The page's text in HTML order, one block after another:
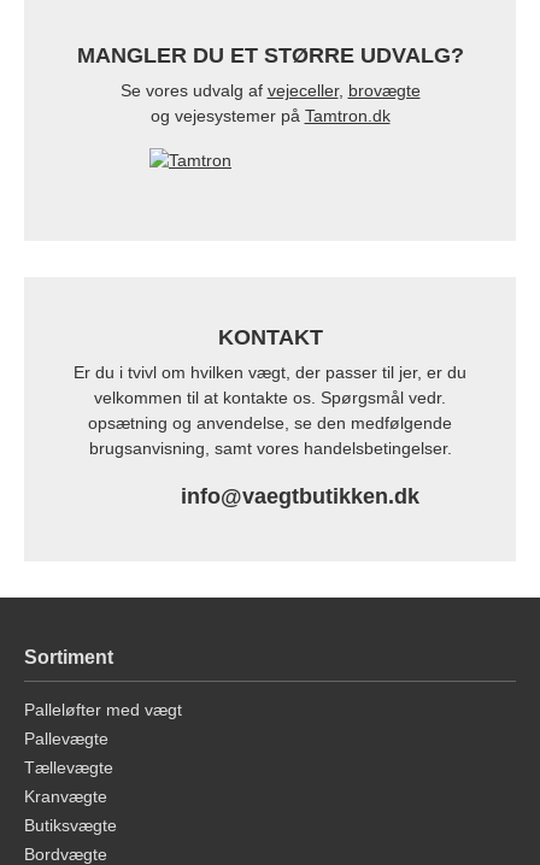
MANGLER DU ET STØRRE UDVALG?
Se vores udvalg af vejeceller, brovægte
og vejesystemer på Tamtron.dk
KONTAKT
Er du i tvivl om hvilken vægt, der passer til jer, er du
velkommen til at kontakte os. Spørgsmål vedr.
opsætning og anvendelse, se den medfølgende
brugsanvisning, samt vores handelsbetingelser.
info@vaegtbutikken.dk
Sortiment
Palleløfter med vægt
Pallevægte
Tællevægte
Kranvægte
Butiksvægte
Bordvægte